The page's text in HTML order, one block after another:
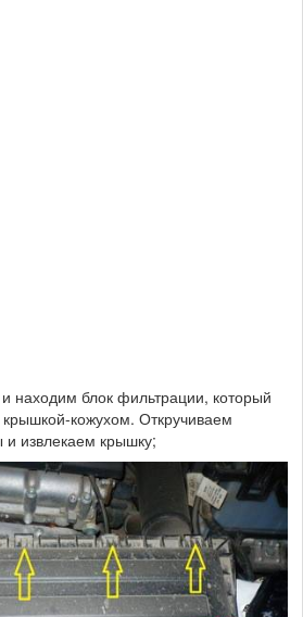
находим блок фильтрации, который
кожухом. Откручиваем
извлекаем крышку;